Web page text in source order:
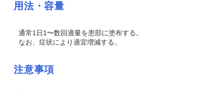
用法・容量
通常1日1〜数回適量を患部に塗布する。
なお、症状により適宜増減する。
注意事項